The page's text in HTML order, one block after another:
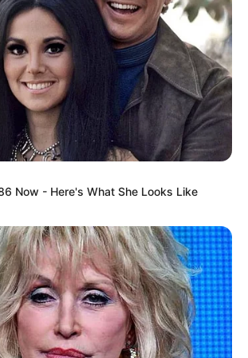
über Nabburg im Internet:
wiki/Nabburg
Reiseführer Nabburg
Freilandmuseums bei
zu diesem Ausflugszielberechnet
aktuellen Standort aus. Außerdem
Now - Here's What She Looks Like